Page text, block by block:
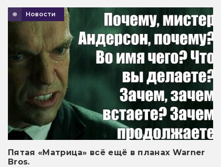
Новости
Пятая «Матрица» всё ещё в планах Warner
Bros.